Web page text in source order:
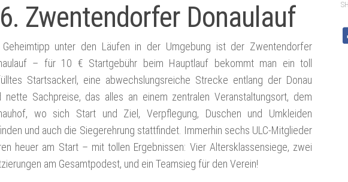
Zwentendorfer Donaulauf
Geheimtipp unter den Läufen in der Umgebung ist der Zwentendorfer
– für 10 € Startgebühr beim Hauptlauf bekommt man ein toll
Startsackerl, eine abwechslungsreiche Strecke entlang der Donau
nette Sachpreise, das alles an einem zentralen Veranstaltungsort, dem
wo sich Start und Ziel, Verpflegung, Duschen und Umkleiden
und auch die Siegerehrung stattfindet. Immerhin sechs ULC-Mitglieder
heuer am Start – mit tollen Ergebnissen: Vier Altersklassensiege, zwei
am Gesamtpodest, und ein Teamsieg für den Verein!